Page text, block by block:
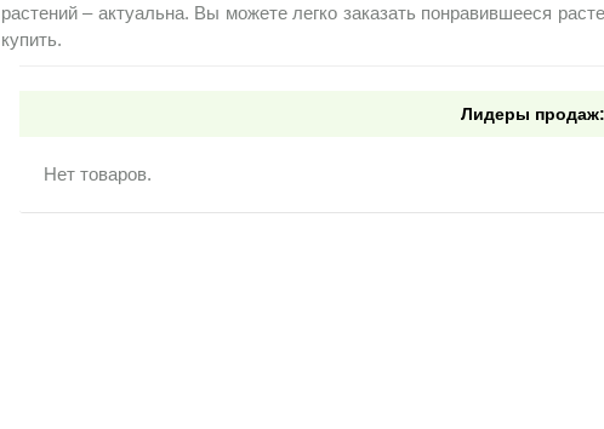
растений – актуальна. Вы можете легко заказать понравившееся
купить.
Лидеры продаж:
Нет товаров.